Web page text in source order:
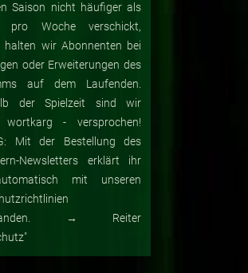
Saison nicht häufiger als
pro Woche verschickt,
halten wir Abonnenten bei
oder Erweiterungen des
auf dem Laufenden.
der Spielzeit sind wir
wortkarg - versprochen!
Mit der Bestellung des
Newsletters erklärt ihr
mit unseren
→ Reiter